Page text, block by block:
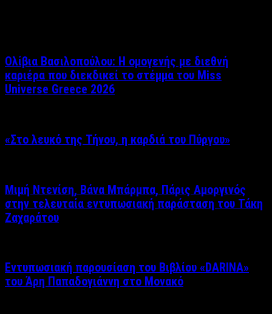
Ολίβια Βασιλοπούλου: Η ομογενής με διεθνή
καριέρα που διεκδικεί το στέμμα του Miss
Universe Greece 2026
«Στο λευκό της Τήνου, η καρδιά του Πύργου»
Μιμή Ντενίση, Βάνα Μπάρμπα, Πάρις Αμοργινός
στην τελευταία εντυπωσιακή παράσταση του Τάκη
Ζαχαράτου
Εντυπωσιακή παρουσίαση του Βιβλίου «DARINA»
του Άρη Παπαδογιάννη στο Μονακό